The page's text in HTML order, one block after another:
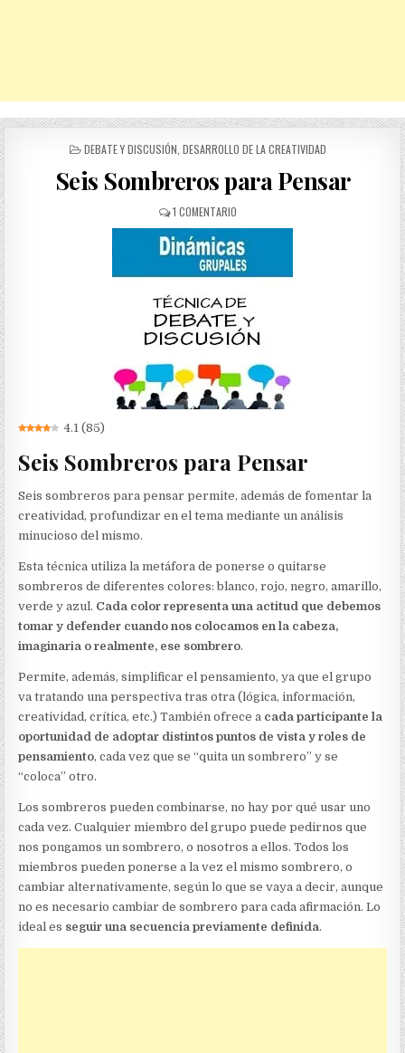
POSTED
DEBATE Y DISCUSIÓN DESARROLLO DE LA CREATIVIDAD
Seis Sombreros para Pensar
1 COMENTARIO
SEIS
SOMBREROS
PARA
PENSAR
4.1 (85)
Seis Sombreros para Pensar
Seis sombreros para pensar permite, además de fomentar la
creatividad, profundizar en el tema mediante un análisis
minucioso del mismo.
Esta técnica utiliza la metáfora de ponerse o quitarse
sombreros de diferentes colores: blanco, rojo, negro, amarillo,
verde y azul. Cada color representa una actitud que debemos
tomar y defender cuando nos colocamos en la cabeza,
imaginaria o realmente, ese sombrero.
Permite, además, simplificar el pensamiento, ya que el grupo
va tratando una perspectiva tras otra (lógica, información,
creatividad, crítica, etc.) También ofrece a cada participante la
oportunidad de adoptar distintos puntos de vista y roles de
pensamiento, cada vez que se “quita un sombrero” y se
“coloca” otro.
Los sombreros pueden combinarse, no hay por qué usar uno
cada vez. Cualquier miembro del grupo puede pedirnos que
nos pongamos un sombrero, o nosotros a ellos. Todos los
miembros pueden ponerse a la vez el mismo sombrero, o
cambiar alternativamente, según lo que se vaya a decir, aunque
no es necesario cambiar de sombrero para cada afirmación. Lo
ideal es seguir una secuencia previamente definida.